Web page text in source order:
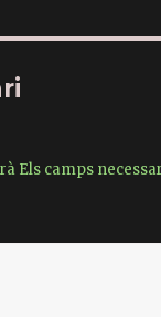
b r
Els camps